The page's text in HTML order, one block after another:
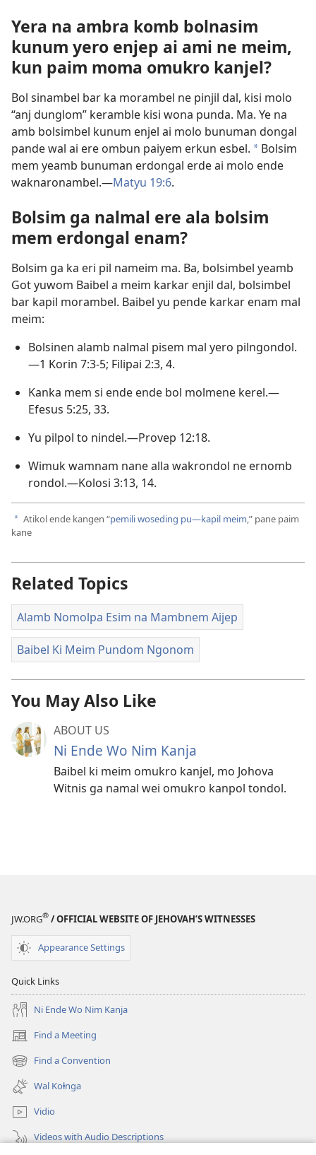
Yera na ambra komb bolnasim
kunum yero enjep ai ami ne meim,
kun paim moma omukro kanjel?
Bol sinambel bar ka morambel ne pinjil dal, kisi molo
“anj dunglom” keramble kisi wona punda. Ma. Ye na
amb bolsimbel kunum enjel ai molo bunuman dongal
pande wal ai ere ombun paiyem erkun esbel. a Bolsim
mem yeamb bunuman erdongal erde ai molo ende
waknaronambel.—Matyu 19:6.
Bolsim ga nalmal ere ala bolsim
mem erdongal enam?
Bolsim ga ka eri pil nameim ma. Ba, bolsimbel yeamb
Got yuwom Baibel a meim karkar enjil dal, bolsimbel
bar kapil morambel. Baibel yu pende karkar enam mal
meim:
Bolsinen alamb nalmal pisem mal yero pilngondol.
—1 Korin 7:3-5; Filipai 2:3, 4.
Kanka mem si ende ende bol molmene kerel.—
Efesus 5:25, 33.
Yu pilpol to nindel.—Provep 12:18.
Wimuk wamnam nane alla wakrondol ne ernomb
rondol.—Kolosi 3:13, 14.
a Atikol ende kangen “pemili woseding pu—kapil meim,” pane paim
kane
Related Topics
Alamb Nomolpa Esim na Mambnem Aijep
Baibel Ki Meim Pundom Ngonom
You May Also Like
ABOUT US
Ni Ende Wo Nim Kanja
Baibel ki meim omukro kanjel, mo Johova
Witnis ga namal wei omukro kanpol tondol.
JW.ORG® / OFFICIAL WEBSITE OF JEHOVAH’S WITNESSES
Appearance Settings
Quick Links
Ni Ende Wo Nim Kanja
Find a Meeting
(opens
new
window)
Find a Convention
(opens
new
window)
Wal Koⱡnga
Vidio
Videos with Audio Descriptions